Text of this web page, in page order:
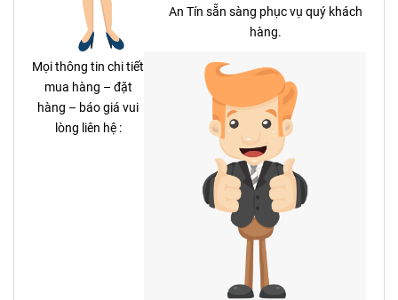
An Tín sẵn sàng phục vụ quý khách
hàng.
Mọi thông tin chi tiết
mua hàng – đặt
hàng – báo giá vui
lòng liên hệ :